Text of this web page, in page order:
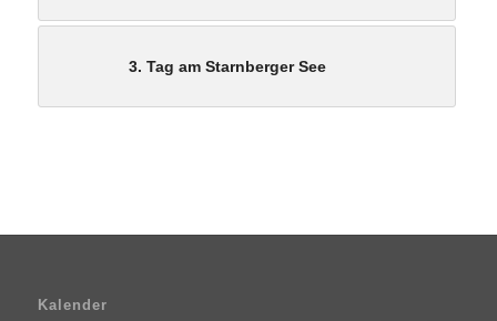
3. Tag am Starnberger See
Kalender